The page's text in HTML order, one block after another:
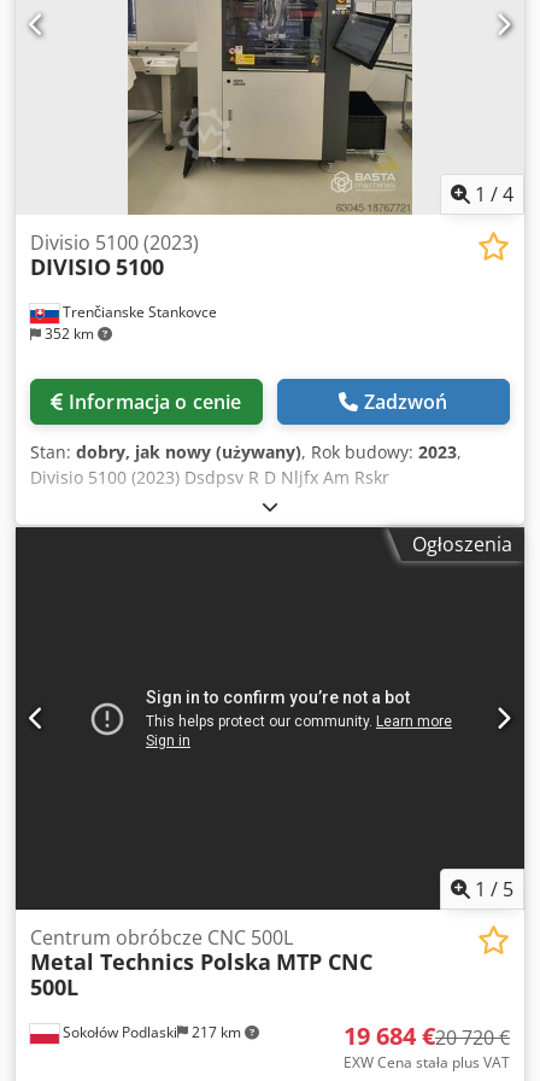
1 /4
Trenčianske Stankovce
352 km
Divisio 5100 (2023)
DIVISIO5100
Informacja o cenie Zadzwoń
Stan: dobry, jak nowy (używany), Rok budowy: 2023,
Divisio 5100 (2023) Dsdpsv R D Nljfx Am Rskr
Ogłoszenia
1 / 5
Sokołów Podlaski 217 km
Centrum obróbcze CNC 500L
Metal Technics Polska MTP CNC
500L
19 684 €20 720 €
EXW Cena stała plus VAT